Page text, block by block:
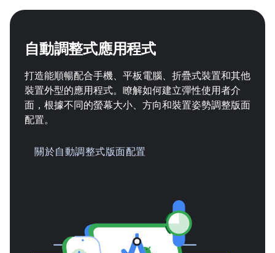
自動調整式應用程式
打造能順暢配合手機、平板電腦、折疊式裝置和其他
裝置外型的應用程式。瞭解如何建立彈性使用者介
面，根據不同的螢幕大小、方向和裝置姿勢調整版面
配置。
關於自動調整式版面配置